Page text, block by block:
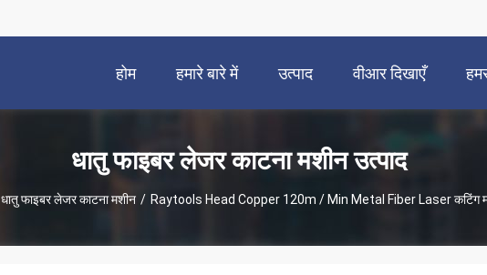
होम हमारे बारे में उत्पाद वीआर दिखाएँ
धातु फाइबर लेजर काटना मशीन उत्पाद
धातु फाइबर लेजर काटना मशीन / Raytools Head Copper 120m / Min Metal Fiber Laser कटिंग